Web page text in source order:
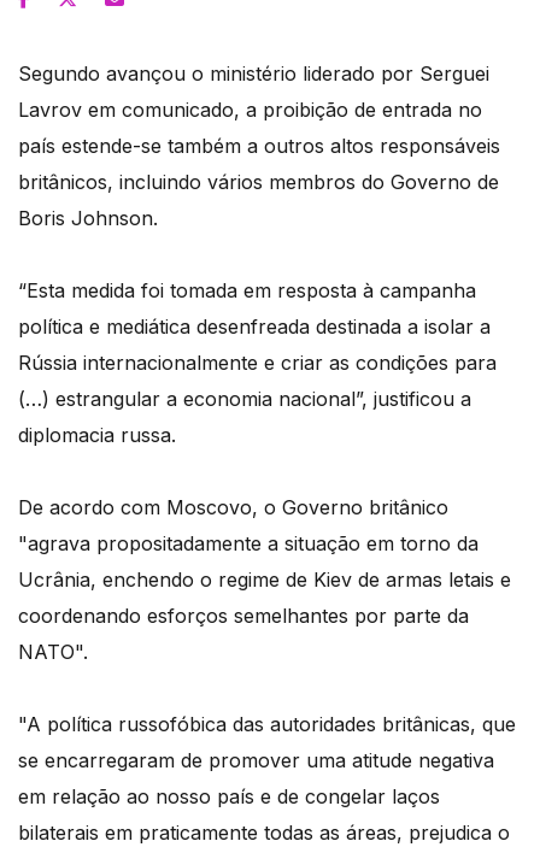
Segundo avançou o ministério liderado por Serguei
Lavrov em comunicado, a proibição de entrada no
país estende-se também a outros altos responsáveis
britânicos, incluindo vários membros do Governo de
Boris Johnson.
“Esta medida foi tomada em resposta à campanha
política e mediática desenfreada destinada a isolar a
Rússia internacionalmente e criar as condições para
(…) estrangular a economia nacional”, justificou a
diplomacia russa.
De acordo com Moscovo, o Governo britânico
"agrava propositadamente a situação em torno da
Ucrânia, enchendo o regime de Kiev de armas letais e
coordenando esforços semelhantes por parte da
NATO".
"A política russofóbica das autoridades britânicas, que
se encarregaram de promover uma atitude negativa
em relação ao nosso país e de congelar laços
bilaterais em praticamente todas as áreas, prejudica o